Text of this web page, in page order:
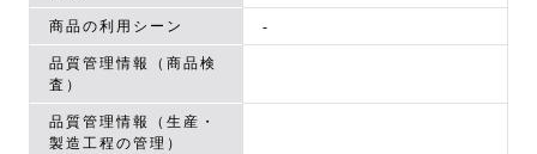
商品の利用シーン -
品質管理情報（商品検
査）
品質管理情報（生産・
製造工程の管理）